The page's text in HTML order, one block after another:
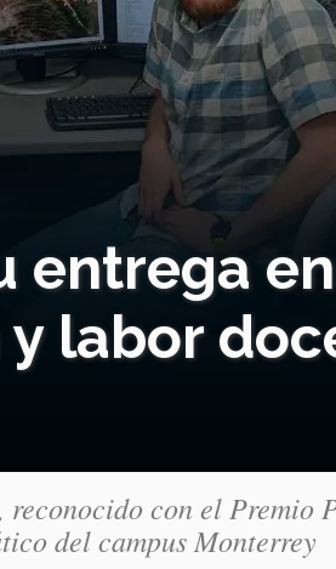
entrega en
labor
reconocido con el Premio
del campus Monterrey